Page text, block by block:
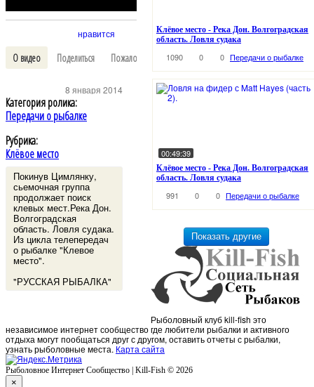
нравится
О видео Поделиться Пожаловаться Выключить свет В избранное
Категория ролика:
Передачи о рыбалке
Рубрика:
Клёвое место
Покинув Цимлянку,
сьемочная группа
продолжает поиск
клевых мест.Река Дон.
Волгоградская
область. Ловля судака.
Из цикла телепередач
о рыбалке "Клевое
место".
"РУССКАЯ РЫБАЛКА"
8 января 2014
Клёвое место - Река Дон. Волгоградская
область. Ловля судака
1090 0 0 Передачи о рыбалке
00:49:39
Клёвое место - Река Дон. Волгоградская
область. Ловля судака
991 0 0 Передачи о рыбалке
Рыболовный клуб kill-fish это
независимое интернет сообщество где любители рыбалки и активного
отдыха могут пообщаться друг с другом, оставить отчеты с рыбалки,
узнать рыболовные места. Карта сайта
Рыболовное Интернет Сообщество | Kill-Fish © 2026
×